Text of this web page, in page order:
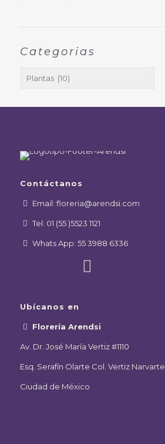
Categorias
Contáctanos
Email: floreria@arendsi.com
Tel: 01 (55 )5523 1121
Whats App: 55 3988 6336
Ubícanos en
Florería Arendsi
Av. Dr. José María Vertiz #1110
Esq. Serafín Olarte Col. Vertiz Narvarte,
Ciudad de México